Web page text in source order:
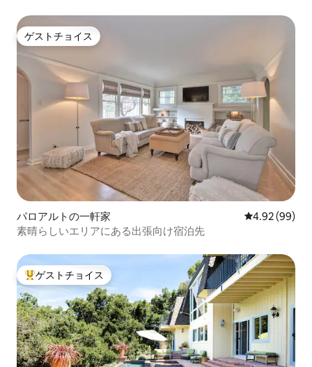
ゲストチョイス
ゲストチョイス
パロアルトの一軒家 レビュー99
4.92 (99)
素晴らしいエリアにある出張向け宿泊先
大好評のゲストチョイスです。
ゲストチョイス